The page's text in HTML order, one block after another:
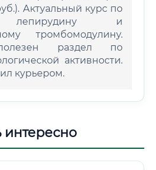
Актуальный курс по
лепирудину и
тромбомодулину.
раздел по
активности.
курьером.